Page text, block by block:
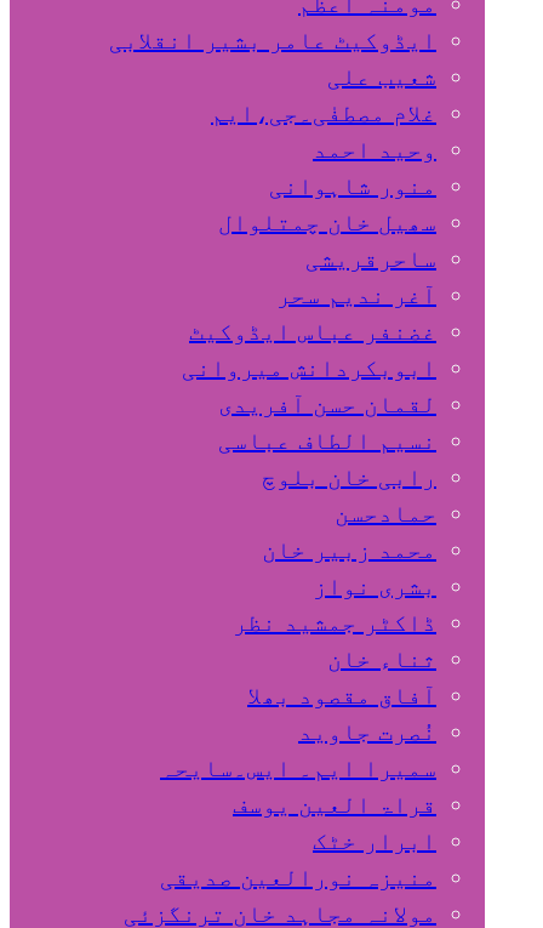
ایڈوکیٹ عامر بشیر انقلابی
شعیب علی
غلام مصطفٰی۔جی،ایم
وحید احمد
منور شاہوانی
سھیل خان چمتلوال
ساحرقریشی
آغر ندیم سحر
غضنفر عباس ایڈوکیٹ
ابوبکردانش میروانی
لقمان حسن آفریدی
نسیم الطاف عباسی
رابی خان بلوچ
حمادحسن
محمد زبیر خان
بشری نواز
ڈاکٹر جمشید نظر
ثناء خان
آفاق مقصود بھلا
نُصرت جاوید
سمیرا ایم۔ ایس۔سایحہ
قراۃ العین یوسف
ابرار خٹک
منیزہ نورالعین صدیقی
مولانہ مجاہد خان ترنگزئی